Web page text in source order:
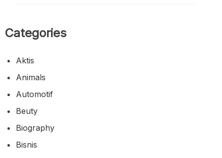
Categories
Aktis
Animals
Automotif
Beuty
Biography
Bisnis